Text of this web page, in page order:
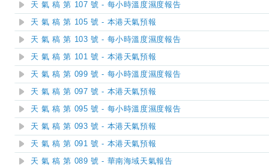
天 氣 稿 第 107 號 - 每小時溫度濕度報告
天 氣 稿 第 105 號 - 本港天氣預報
天 氣 稿 第 103 號 - 每小時溫度濕度報告
天 氣 稿 第 101 號 - 本港天氣預報
天 氣 稿 第 099 號 - 每小時溫度濕度報告
天 氣 稿 第 097 號 - 本港天氣預報
天 氣 稿 第 095 號 - 每小時溫度濕度報告
天 氣 稿 第 093 號 - 本港天氣預報
天 氣 稿 第 091 號 - 本港天氣預報
天 氣 稿 第 089 號 - 華南海域天氣報告